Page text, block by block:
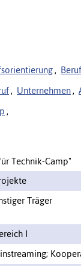
,
, Unternehmen ,
,
Technik-Camp"
Träger
I